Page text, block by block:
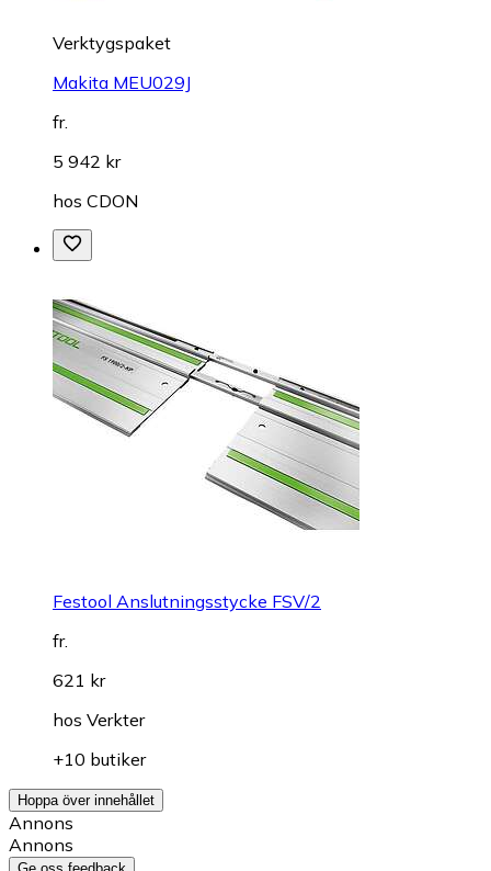
Verktygspaket
Makita MEU029J
fr.
5 942 kr
hos CDON
Festool Anslutningsstycke FSV/2
fr.
621 kr
hos Verkter
+10 butiker
Hoppa över innehållet
Annons
Annons